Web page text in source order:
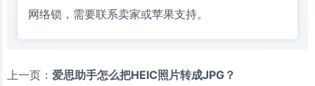
网络锁，需要联系卖家或苹果支持。
上一页： 爱思助手怎么把HEIC照片转成JPG？